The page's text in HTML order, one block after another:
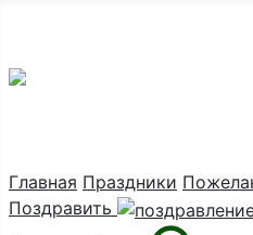
Главная Праздники
Поздравить